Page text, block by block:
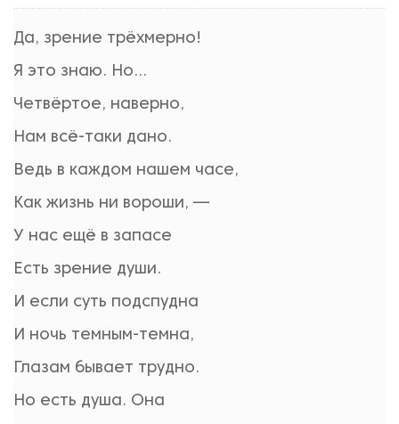
Да, зрение трёхмерно!
Я это знаю. Но…
Четвёртое, наверно,
Нам всё-таки дано.
Ведь в каждом нашем часе,
Как жизнь ни вороши, —
У нас ещё в запасе
Есть зрение души.
И если суть подспудна
И ночь темным-темна,
Глазам бывает трудно.
Но есть душа. Она